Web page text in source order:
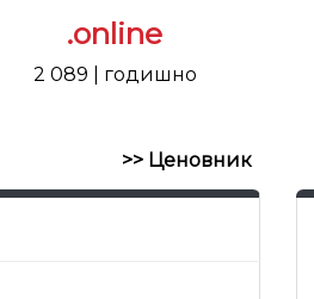
.online
2 089 | годишно
>> Ценовник